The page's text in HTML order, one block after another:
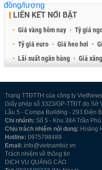
LIÊN KẾT NỔI BẬT
Giá vàng hôm nay Tỷ giá
Tỷ giá euro
Giá heo hơi
Lãi suất ngân hàng
Giá
Trang TTĐTTH của công ty
Giấy phép số 3323/GP-TTĐT do Sở
Lầu 5 - Compa Building - 293 Điện
Chi nhánh: Số 5 - Khu 38A Trần
Chịu trách nhiệm nội dung: Hoàng
Hotline: 0975798489
Email: info@vietnambiz.vn
Trách nhiệm về thông tin
DỊCH VỤ QUẢNG CÁO